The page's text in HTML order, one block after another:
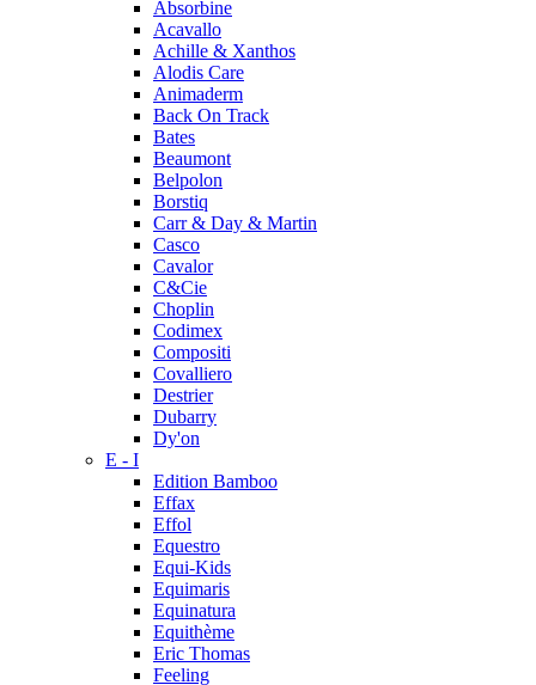
Absorbine
Acavallo
Achille & Xanthos
Alodis Care
Animaderm
Back On Track
Bates
Beaumont
Belpolon
Borstiq
Carr & Day & Martin
Casco
Cavalor
C&Cie
Choplin
Codimex
Compositi
Covalliero
Destrier
Dubarry
Dy'on
E - I
Edition Bamboo
Effax
Effol
Equestro
Equi-Kids
Equimaris
Equinatura
Equithème
Eric Thomas
Feeling